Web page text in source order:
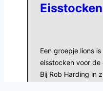
Een groepje lions
eisstocken voor
Bij Rob Harding in